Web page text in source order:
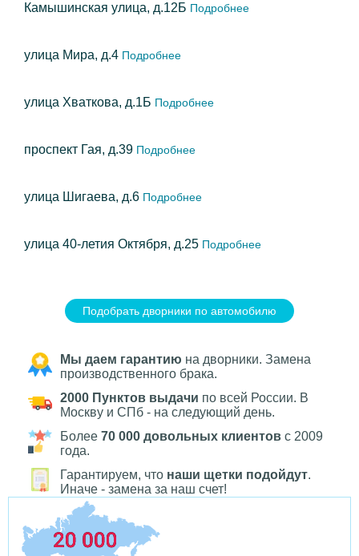
Камышинская улица, д.12Б Подробнее
улица Мира, д.4 Подробнее
улица Хваткова, д.1Б Подробнее
проспект Гая, д.39 Подробнее
улица Шигаева, д.6 Подробнее
улица 40-летия Октября, д.25 Подробнее
Подобрать дворники по автомобилю
Мы даем гарантию на дворники. Замена
производственного брака.
2000 Пунктов выдачи по всей России. В
Москву и СПб - на следующий день.
Более 70 000 довольных клиентов с 2009
года.
Гарантируем, что наши щетки подойдут.
Иначе - замена за наш счет!